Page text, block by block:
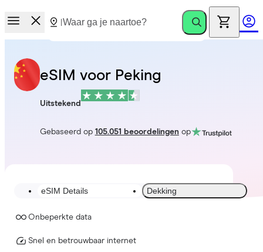
eSIM voor Peking
Uitstekend
Gebaseerd op 105.051 beoordelingen op
eSIM Details Dekking
Onbeperkte data
Snel en betrouwbaar internet